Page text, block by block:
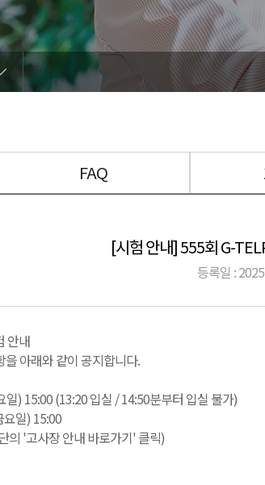
FAQ
[시험 안내] 555회 G-
등록일 :
안내
아래와 같이 공지합니다.
) 15:00 (13:20 입실 / 14:50분부터 입실 불가)
일) 15:00
의 '고사장 안내 바로가기' 클릭)